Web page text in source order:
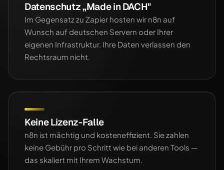
Datenschutz „Made in DACH"
Im Gegensatz zu Zapier hosten wir n8n auf
Wunsch auf deutschen Servern oder Ihrer
eigenen Infrastruktur. Ihre Daten verlassen den
Rechtsraum nicht.
Keine Lizenz-Falle
n8n ist mächtig und kosteneffizient. Sie zahlen
keine Gebühr pro Schritt wie bei anderen Tools —
das skaliert mit Ihrem Wachstum.